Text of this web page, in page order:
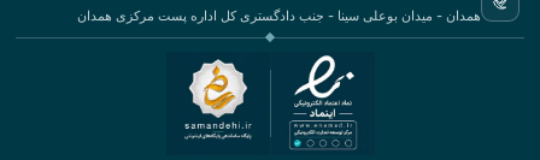
همدان - میدان بوعلی سینا - جنب دادگستری کل اداره پست مرکزی همدان